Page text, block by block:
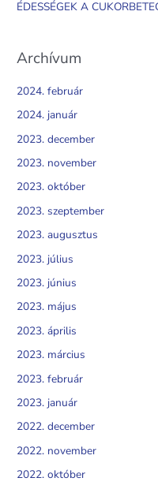
:ÉDESSÉGEK A
Archívum
2024. február
2024. január
2023. december
2023. november
2023. október
2023. szeptember
2023. augusztus
2023. július
2023. június
2023. május
2023. április
2023. március
2023. február
2023. január
2022. december
2022. november
2022. október